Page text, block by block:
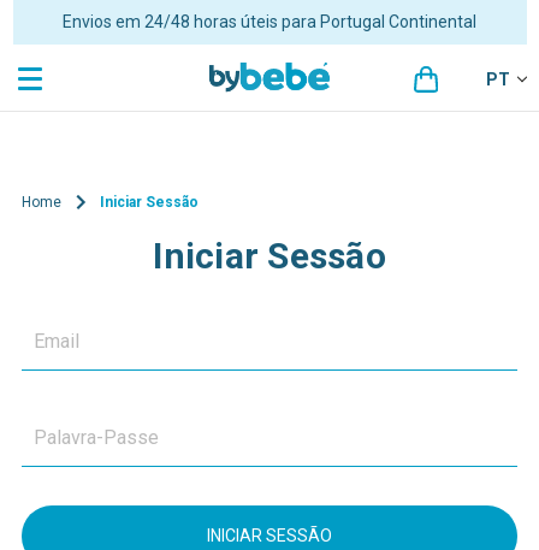
Envios em 24/48 horas úteis para Portugal Continental
PT
Home Iniciar Sessão
Iniciar Sessão